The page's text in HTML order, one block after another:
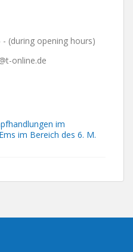
(during opening hours)
online.de
im
im Bereich des 6. M.